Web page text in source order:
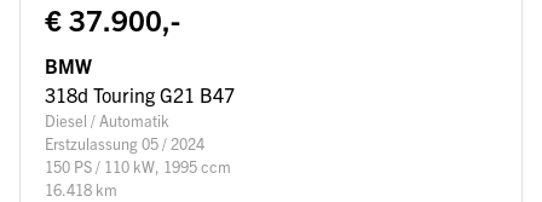
€ 37.900,-
BMW
318d Touring G21 B47
Diesel / Automatik
Erstzulassung 05 / 2024
150 PS / 110 kW, 1995 ccm
16.418 km